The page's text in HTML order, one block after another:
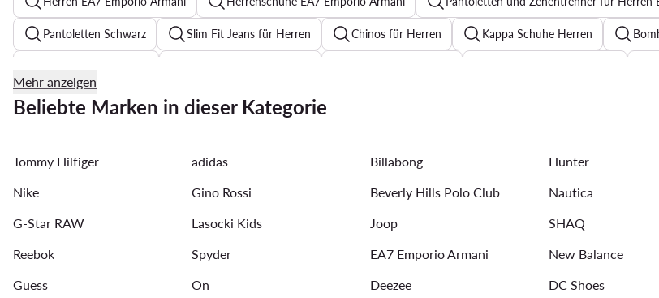
Pantoletten Schwarz Slim Fit Jeans für Herren Chinos für Herren Kappa Schuhe Herren
Quiksilver T-shirt Herren Tommy Hilfiger Poloshirts für Herren
bunte sneaker herren Reebok sneakers Herren Sneakers für Herren NB 740 Poloshirts für Herren
Mehr anzeigen
Beliebte Marken in dieser Kategorie
Tommy Hilfiger adidas Billabong Hunter
Nike
Gino Rossi Beverly Hills Polo Club Nautica
G-Star RAW
Lasocki Kids Joop SHAQ
Reebok
Spyder EA7 Emporio Armani New Balance
Guess
On Deezee DC Shoes